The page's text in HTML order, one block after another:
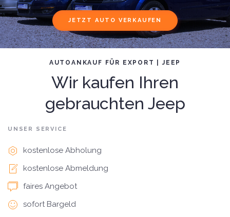
JETZT AUTO VERKAUFEN
AUTOANKAUF FÜR EXPORT | JEEP
Wir kaufen Ihren
gebrauchten Jeep
UNSER SERVICE
kostenlose Abholung
kostenlose Abmeldung
faires Angebot
sofort Bargeld